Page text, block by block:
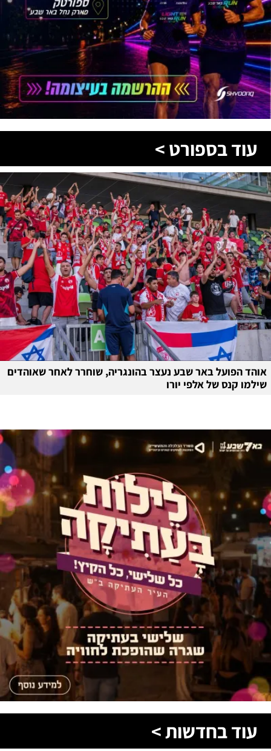
עוד בספורט >
אוהד הפועל באר שבע נעצר בהונגריה, שוחרר לאחר שאוהדים
שילמו קנס של אלפי יורו
עוד בחדשות >